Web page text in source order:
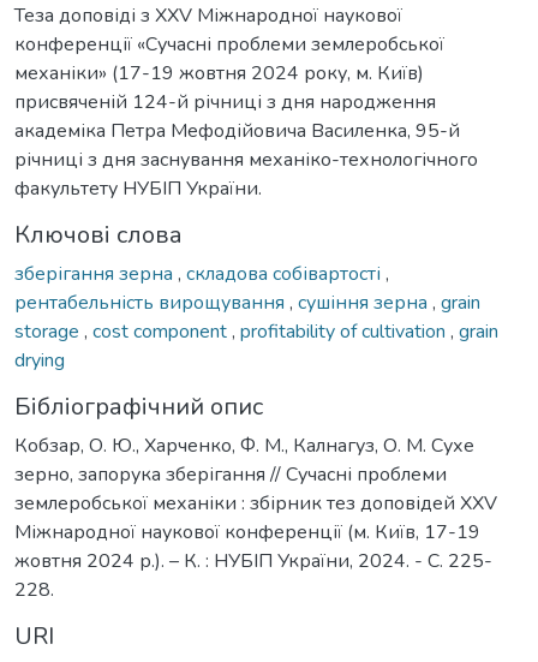
Теза доповіді з XXV Міжнародної наукової
конференції «Сучасні проблеми землеробської
механіки» (17-19 жовтня 2024 року, м. Київ)
присвяченій 124-й річниці з дня народження
академіка Петра Мефодійовича Василенка, 95-й
річниці з дня заснування механіко-технологічного
факультету НУБІП України.
Ключові слова
зберігання зерна , складова собівартості ,
рентабельність вирощування , сушіння зерна , grain
storage , cost component, profitability of cultivation , grain
drying
Бібліографічний опис
Кобзар, О. Ю., Харченко, Ф. М., Калнагуз, О. М. Сухе
зерно, запорука зберігання // Сучасні проблеми
землеробської механіки : збірник тез доповідей XXV
Міжнародної наукової конференції (м. Київ, 17-19
жовтня 2024 р.). – К. : НУБІП України, 2024. - С. 225-
228.
URI